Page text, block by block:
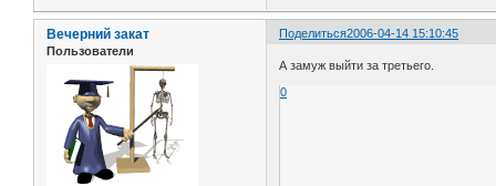
Поделиться2006-04-14 15:10:45
Вечерний закат
Пользователи
А замуж выйти за третьего.
0